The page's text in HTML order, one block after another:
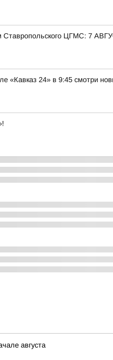
ЦГМС: 7
«Кавказ 24» в 9:45 смотри
августа